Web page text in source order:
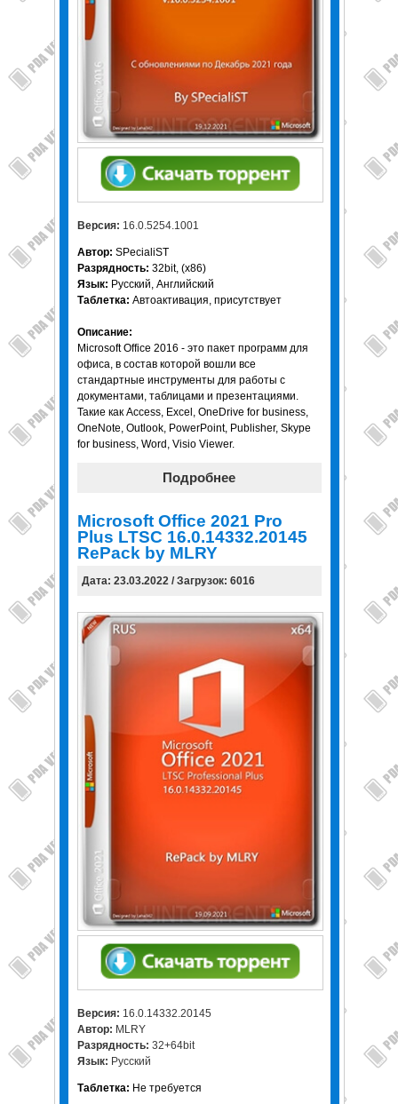
Версия: 16.0.5254.1001
Автор: SPecialiST
Разрядность: 32bit, (x86)
Язык: Русский, Английский
Таблетка: Автоактивация, присутствует
Описание:
Microsoft Office 2016 - это пакет программ для
офиса, в состав которой вошли все
стандартные инструменты для работы с
документами, таблицами и презентациями.
Такие как Access, Excel, OneDrive for business,
OneNote, Outlook, PowerPoint, Publisher, Skype
for business, Word, Visio Viewer.
Подробнее
Microsoft Office 2021 Pro
Plus LTSC 16.0.14332.20145
RePack by MLRY
Дата: 23.03.2022 / Загрузок: 6016
Версия: 16.0.14332.20145
Автор: MLRY
Разрядность: 32+64bit
Язык: Русский
Таблетка: Не требуется